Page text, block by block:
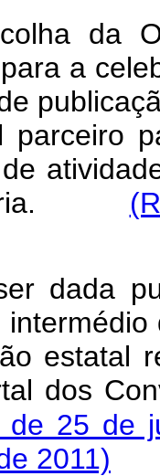
da
a
parceiro
dada
estatal
dos
25 de
2011)